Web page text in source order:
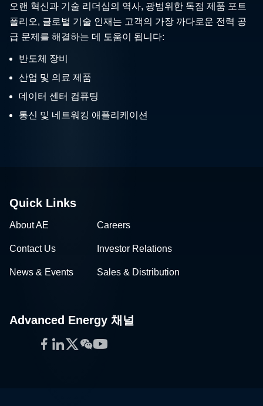
오랜 혁신과 기술 리더십의 역사, 광범위한 독점 제품 포트
폴리오, 글로벌 기술 인재는 고객의 가장 까다로운 전력 공
급 문제를 해결하는 데 도움이 됩니다:
반도체 장비
산업 및 의료 제품
데이터 센터 컴퓨팅
통신 및 네트워킹 애플리케이션
Quick Links
About AE Careers
Contact Us Investor Relations
News & Events Sales & Distribution
Advanced Energy 채널
Facebook
LinkedIn
Twitter
WeChat
YouTube